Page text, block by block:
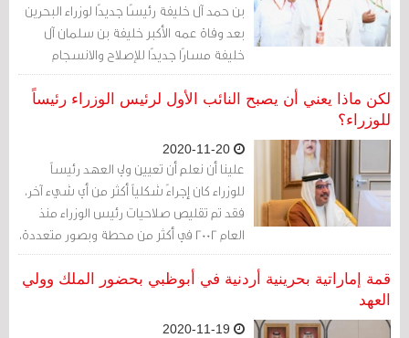
بن حمد آل خليفة رئيسًا جديدًا لوزراء البحرين
بعد وفاة عمه الأكبر خليفة بن سلمان آل
خليفة مسارًا جديدًا للإصلاح والانسجام
المجتمعي في البحرين. ومع ذلك، قد يعيق
الاقتصاد المهتز للبحرين، واعتمادها اقتصاديًا
السار هو أن وفاة خليفة أزالت حجر العثرة
الأكبر في وجه الإصلاح والحوار مع المعارضة
الشيعية والسنية. سيكون لأجندة سلمان
المستقبلية تداعيات خطيرة على الاستقرار
الطويل الأمد والجدوى الاقتصادية والعلاقات
الإقليمية للبلاد...
لكن ماذا يعني أن يصبح النائب الأول لرئيس الوزراء رئيساً
للوزراء؟
علينا أن نعلم أن تعيين ولي العهد رئيساً
للوزراء كان إجراءً شكلياً أكثر من أي شيء آخر،
فقد تم تقليص صلاحيات رئيس الوزراء منذ
العام 2002 في أكثر من محطة وبصور متعددة،
في قبال تضخم صلاحيات ولي العهد.
قمة إماراتية بحرينية أردنية في أبوظبي بحضور الملك وولي
العهد